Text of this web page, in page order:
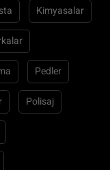
Kimyasalar
Pedler
Polisaj